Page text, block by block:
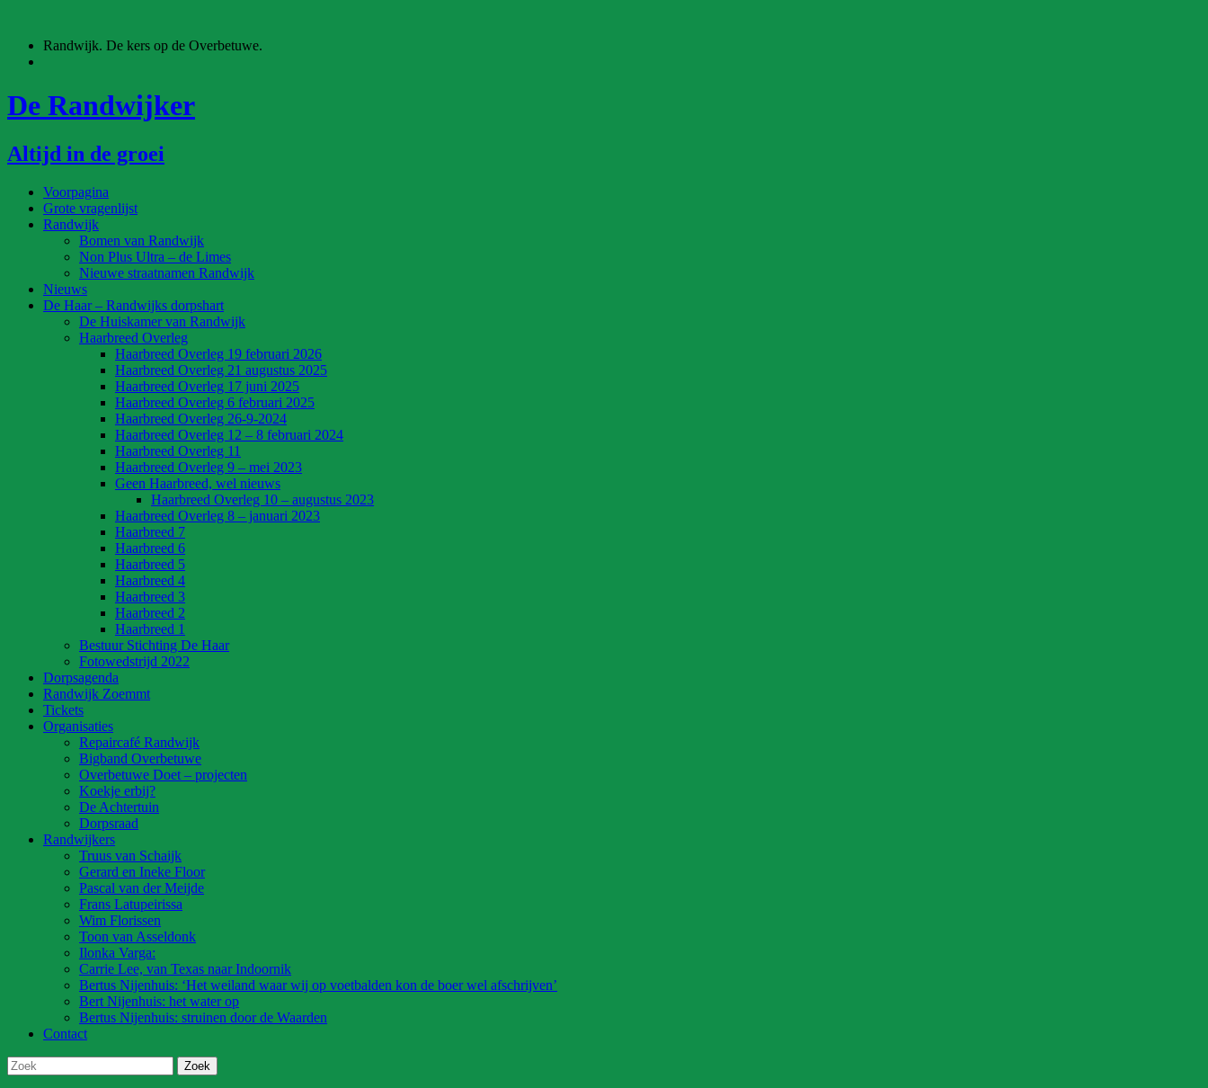
inhoud
Randwijk. De kers op de Overbetuwe.
De Randwijker
Altijd in de groei
Voorpagina
Grote vragenlijst
Randwijk
Bomen van Randwijk
Non Plus Ultra – de Limes
Nieuwe straatnamen Randwijk
Nieuws
De Haar – Randwijks dorpshart
De Huiskamer van Randwijk
Haarbreed Overleg
Haarbreed Overleg 19 februari 2026
Haarbreed Overleg 21 augustus 2025
Haarbreed Overleg 17 juni 2025
Haarbreed Overleg 6 februari 2025
Haarbreed Overleg 26-9-2024
Haarbreed Overleg 12 – 8 februari 2024
Haarbreed Overleg 11
Haarbreed Overleg 9 – mei 2023
Geen Haarbreed, wel nieuws
Haarbreed Overleg 10 – augustus 2023
Haarbreed Overleg 8 – januari 2023
Haarbreed 7
Haarbreed 6
Haarbreed 5
Haarbreed 4
Haarbreed 3
Haarbreed 2
Haarbreed 1
Bestuur Stichting De Haar
Fotowedstrijd 2022
Dorpsagenda
Randwijk Zoemmt
Tickets
Organisaties
Repaircafé Randwijk
Bigband Overbetuwe
Overbetuwe Doet – projecten
Koekje erbij?
De Achtertuin
Dorpsraad
Randwijkers
Truus van Schaijk
Gerard en Ineke Floor
Pascal van der Meijde
Frans Latupeirissa
Wim Florissen
Toon van Asseldonk
Ilonka Varga:
Carrie Lee, van Texas naar Indoornik
Bertus Nijenhuis: ‘Het weiland waar wij op voetbalden kon de boer wel afschrijven’
Bert Nijenhuis: het water op
Bertus Nijenhuis: struinen door de Waarden
Contact